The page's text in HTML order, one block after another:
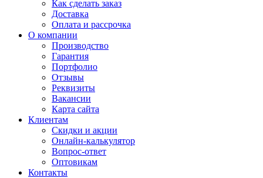
Как сделать заказ
Доставка
Оплата и рассрочка
О компании
Производство
Гарантия
Портфолио
Отзывы
Реквизиты
Вакансии
Карта сайта
Клиентам
Скидки и акции
Онлайн-калькулятор
Вопрос-ответ
Оптовикам
Контакты